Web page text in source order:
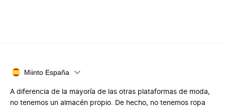
Miinto España
A diferencia de la mayoría de las otras plataformas de moda,
no tenemos un almacén propio. De hecho, no tenemos ropa